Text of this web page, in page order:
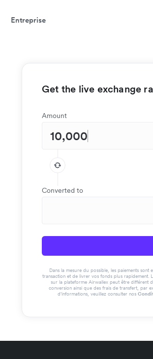
Entreprise
Get the live exchange
Amount
Converted to
Dans la mesure du possible, les paiements
transaction et de livrer vos fonds plus rapidement.
sur la plateforme Airwallex peut être différent
conversion ainsi que des frais de transfert, par
d'informations, veuillez consulter nos